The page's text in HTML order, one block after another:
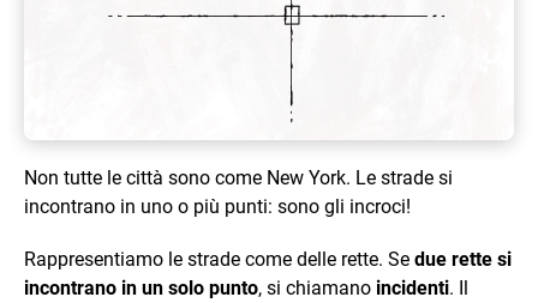
Non tutte le città sono come New York. Le strade si
incontrano in uno o più punti: sono gli incroci!
Rappresentiamo le strade come delle rette. Se due rette si
incontrano in un solo punto, si chiamano incidenti. Il